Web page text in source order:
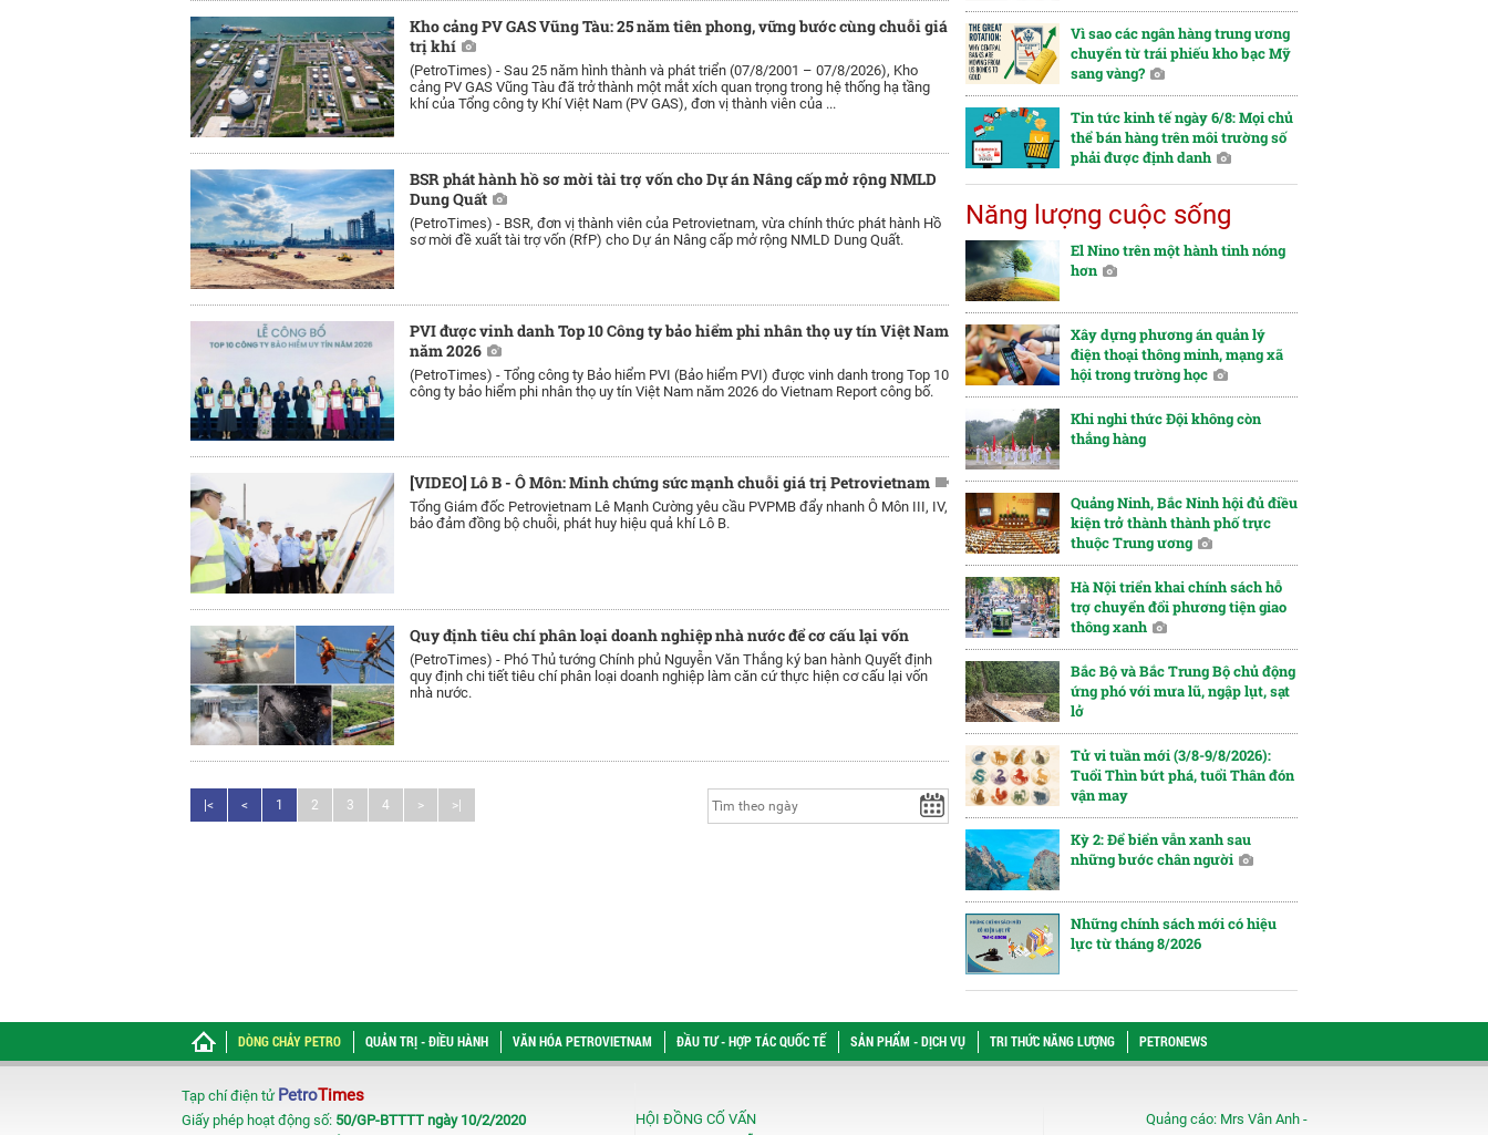
Kho cảng PV GAS Vũng Tàu: 25 năm tiên phong, vững bước cùng chuỗi giá
trị khí
(PetroTimes) - Sau 25 năm hình thành và phát triển (07/8/2001 – 07/8/2026), Kho
cảng PV GAS Vũng Tàu đã trở thành một mắt xích quan trọng trong hệ thống hạ tầng
khí của Tổng công ty Khí Việt Nam (PV GAS), đơn vị thành viên của ...
BSR phát hành hồ sơ mời tài trợ vốn cho Dự án Nâng cấp mở rộng NMLD
Dung Quất
(PetroTimes) - BSR, đơn vị thành viên của Petrovietnam, vừa chính thức phát hành Hồ
sơ mời đề xuất tài trợ vốn (RfP) cho Dự án Nâng cấp mở rộng NMLD Dung Quất.
PVI được vinh danh Top 10 Công ty bảo hiểm phi nhân thọ uy tín Việt Nam
năm 2026
(PetroTimes) - Tổng công ty Bảo hiểm PVI (Bảo hiểm PVI) được vinh danh trong Top 10
công ty bảo hiểm phi nhân thọ uy tín Việt Nam năm 2026 do Vietnam Report công bố.
[VIDEO] Lô B - Ô Môn: Minh chứng sức mạnh chuỗi giá trị Petrovietnam
Tổng Giám đốc Petrovietnam Lê Mạnh Cường yêu cầu PVPMB đẩy nhanh Ô Môn III, IV,
bảo đảm đồng bộ chuỗi, phát huy hiệu quả khí Lô B.
Quy định tiêu chí phân loại doanh nghiệp nhà nước để cơ cấu lại vốn
(PetroTimes) - Phó Thủ tướng Chính phủ Nguyễn Văn Thắng ký ban hành Quyết định
quy định chi tiết tiêu chí phân loại doanh nghiệp làm căn cứ thực hiện cơ cấu lại vốn
nhà nước.
|< < 1 2 3 4 > >|
Vì sao các ngân hàng trung ương
chuyển từ trái phiếu kho bạc Mỹ
sang vàng?
Tin tức kinh tế ngày 6/8: Mọi chủ
thể bán hàng trên môi trường số
phải được định danh
Năng lượng cuộc sống
El Nino trên một hành tinh nóng
hơn
Xây dựng phương án quản lý
điện thoại thông minh, mạng xã
hội trong trường học
Khi nghi thức Đội không còn
thẳng hàng
Quảng Ninh, Bắc Ninh hội đủ điều
kiện trở thành thành phố trực
thuộc Trung ương
Hà Nội triển khai chính sách hỗ
trợ chuyển đổi phương tiện giao
thông xanh
Bắc Bộ và Bắc Trung Bộ chủ động
ứng phó với mưa lũ, ngập lụt, sạt
lở
Tử vi tuần mới (3/8-9/8/2026):
Tuổi Thìn bứt phá, tuổi Thân đón
vận may
Kỳ 2: Để biển vẫn xanh sau
những bước chân người
Những chính sách mới có hiệu
lực từ tháng 8/2026
DÒNG CHẢY PETRO QUẢN TRỊ - ĐIỀU HÀNH VĂN HÓA PETROVIETNAM ĐẦU TƯ - HỢP TÁC QUỐC TẾ SẢN PHẨM - DỊCH VỤ TRI THỨC NĂNG LƯỢNG PETRONEWS
Tạp chí điện tử PetroTimes
Giấy phép hoạt động số: 50/GP-BTTTT ngày 10/2/2020 HỘI ĐỒNG CỐ VẤN Quảng cáo: Mrs Vân Anh -